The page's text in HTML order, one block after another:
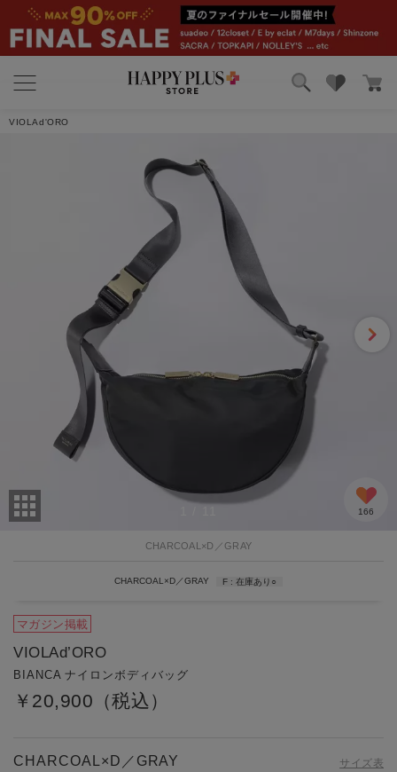
VIOLAd'ORO
マガジン掲載
166
CHARCOAL×D／GRAY
CHARCOAL×D／GRAY F 在庫あり ○
VIOLAd’ORO
BIANCA ナイロンボディバッグ
￥20,900（税込）
サイズ表
CHARCOAL×D／GRAY